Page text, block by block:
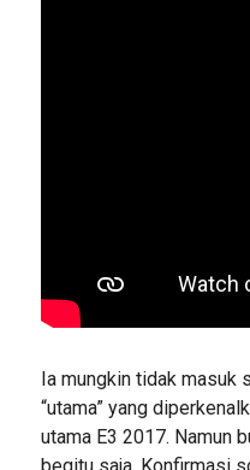
Ia mungkin tidak masuk
“utama” yang
utama E3 2017. Namun